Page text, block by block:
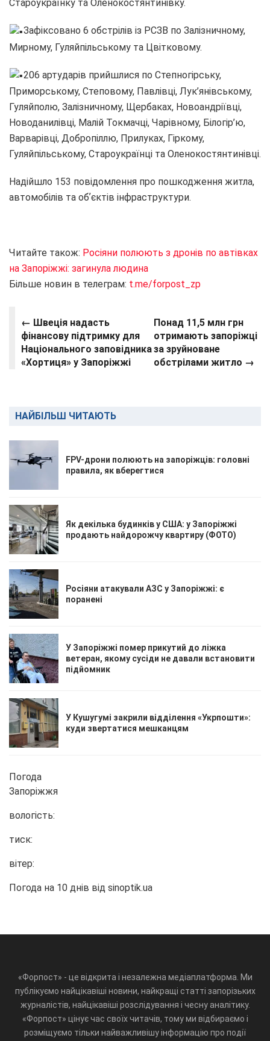
Староукраїнку та Оленокостянтинівку.
Зафіксовано 6 обстрілів із РСЗВ по Залізничному,
Мирному, Гуляйпільському та Цвітковому.
206 артударів прийшлися по Степногірську,
Приморському, Степовому, Павлівці, Лук’янівському,
Гуляйполю, Залізничному, Щербаках, Новоандріївці,
Новоданилівці, Малій Токмачці, Чарівному, Білогір’ю,
Варварівці, Добропіллю, Прилуках, Гіркому,
Гуляйпільському, Староукраїнці та Оленокостянтинівці.
Надійшло 153 повідомлення про пошкодження житла,
автомобілів та обʼєктів інфраструктури.
Читайте також: Росіяни полюють з дронів по автівках
на Запоріжжі: загинула людина
Більше новин в телеграм: t.me/forpost_zp
← Швеція надасть
фінансову підтримку для
Національного заповідника
«Хортиця» у Запоріжжі
Понад 11,5 млн грн
отримають запоріжці
за зруйноване
обстрілами житло →
НАЙБІЛЬШ ЧИТАЮТЬ
FPV-дрони полюють на запоріжців: головні
правила, як вберегтися
Як декілька будинків у США: у Запоріжжі
продають найдорожчу квартиру (ФОТО)
Росіяни атакували АЗС у Запоріжжі: є
поранені
У Запоріжжі помер прикутий до ліжка
ветеран, якому сусіди не давали встановити
підйомник
У Кушугумі закрили відділення «Укрпошти»:
куди звертатися мешканцям
Погода
Запоріжжя
вологість:
тиск:
вітер:
Погода на 10 днів від sinoptik.ua
«Форпост» - це відкрита і незалежна медіаплатформа. Ми
публікуємо найцікавіші новини, найкращі статті запорізьких
журналістів, найцікавіші розслідування і чесну аналітику.
«Форпост» цінує час своїх читачів, тому ми відбираємо і
розміщуємо тільки найважливішу інформацію про події